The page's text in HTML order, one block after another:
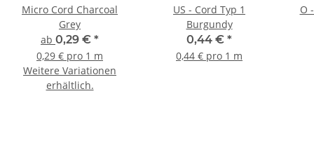
Micro Cord Charcoal
Grey
ab 0,29 € *
0,29 € pro 1 m
Weitere Variationen
erhältlich.
US - Cord Typ 1
Burgundy
0,44 € *
0,44 € pro 1 m
O